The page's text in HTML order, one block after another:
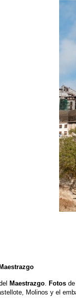
Maestrazgo. Fotos
Molinos y el